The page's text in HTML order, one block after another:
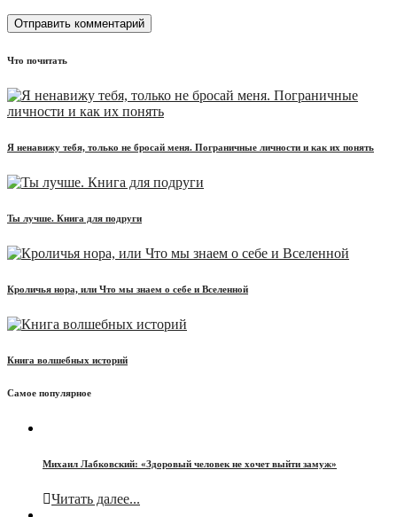
Что почитать
Я ненавижу тебя, только не бросай меня. Пограничные личности и как их понять
Ты лучше. Книга для подруги
Кроличья нора, или Что мы знаем о себе и Вселенной
Книга волшебных историй
Самое популярное
Михаил Лабковский: «Здоровый человек не хочет выйти замуж»
Читать далее...